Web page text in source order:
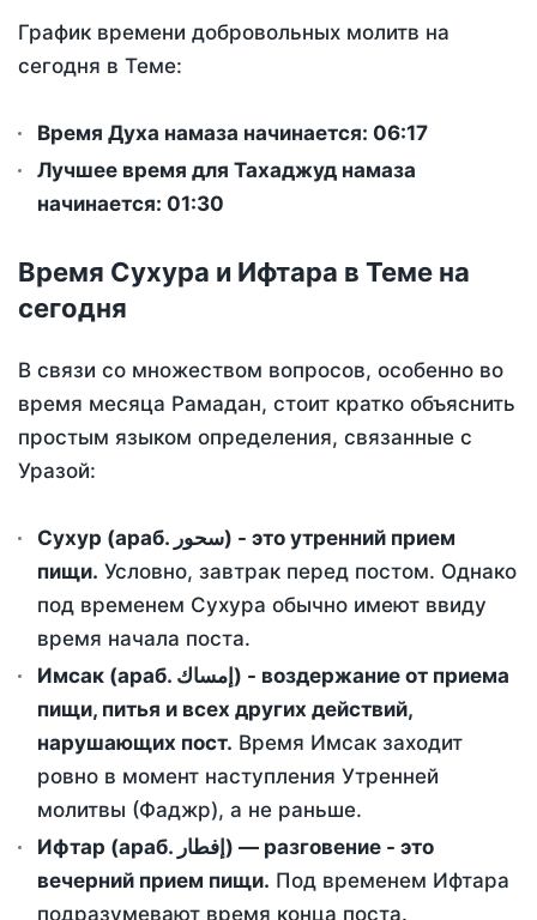
График времени добровольных молитв на
сегодня в Теме:
Время Духа намаза начинается: 06:17
Лучшее время для Тахаджуд намаза
начинается: 01:30
Время Сухура и Ифтара в Теме на
сегодня
В связи со множеством вопросов, особенно во
время месяца Рамадан, стоит кратко объяснить
простым языком определения, связанные с
Уразой:
Сухур (араб. سحور) - это утренний прием
пищи. Условно, завтрак перед постом. Однако
под временем Сухура обычно имеют ввиду
время начала поста.
Имсак (араб. إمساك) - воздержание от приема
пищи, питья и всех других действий,
нарушающих пост. Время Имсак заходит
ровно в момент наступления Утренней
молитвы (Фаджр), а не раньше.
Ифтар (араб. إفطار) — разговение - это
вечерний прием пищи. Под временем Ифтара
подразумевают время конца поста.